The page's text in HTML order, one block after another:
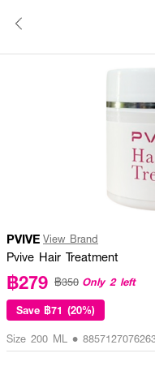
PVIVE View Brand
Pvive Hair Treatment
฿279 ฿350 Only 2 left
Save ฿71 (20%)
Size 200 ML •